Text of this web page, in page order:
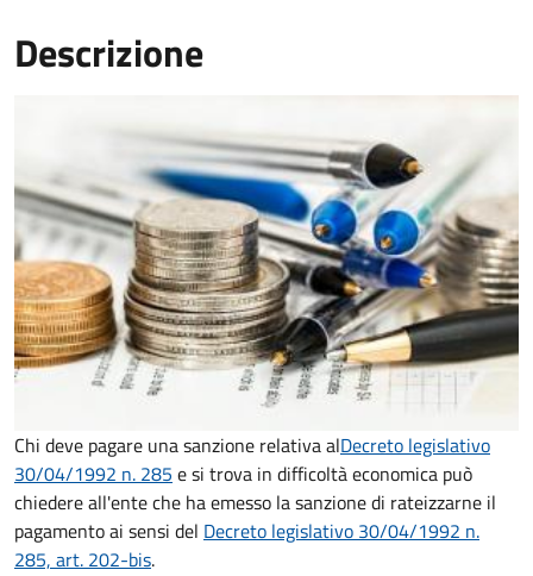
Descrizione
Chi deve pagare una sanzione relativa alDecreto legislativo
30/04/1992 n. 285 e si trova in difficoltà economica può
chiedere all'ente che ha emesso la sanzione di rateizzarne il
pagamento ai sensi del Decreto legislativo 30/04/1992 n.
285, art. 202-bis.